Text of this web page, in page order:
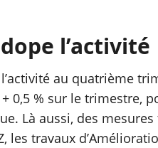
l’activité
au quatrième
0,5 % sur le trimestre,
Là aussi, des
les travaux